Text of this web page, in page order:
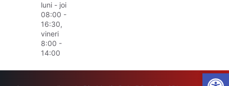
luni - joi
08:00 -
16:30,
vineri
8:00 -
14:00